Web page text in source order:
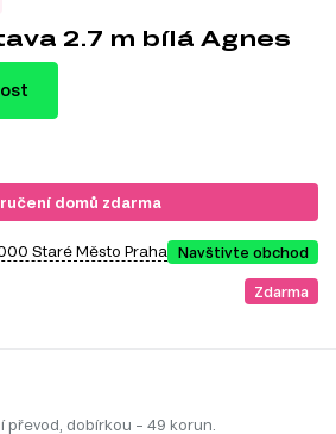
2.7 m bílá Agnes
domů zdarma
Staré Město Praha Navštivte obchod
Zdarma
převod, dobírkou – 49 korun.